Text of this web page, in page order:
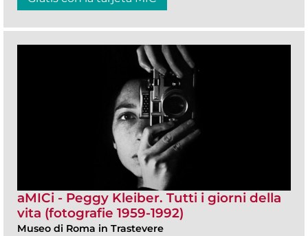
aMICi - Peggy Kleiber. Tutti i giorni della
vita (fotografie 1959-1992)
Museo di Roma in Trastevere